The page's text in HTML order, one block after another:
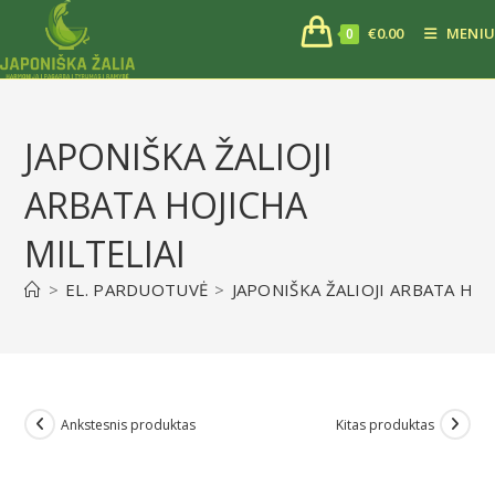
0 €0.00 MENIU
JAPONIŠKA ŽALIOJI
ARBATA HOJICHA
MILTELIAI
> EL. PARDUOTUVĖ > JAPONIŠKA ŽALIOJI ARBATA
Ankstesnis produktas Kitas produktas